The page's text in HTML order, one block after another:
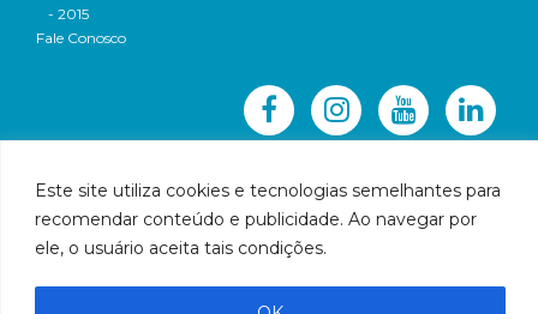
Este site utiliza cookies e tecnologias semelhantes para
recomendar conteúdo e publicidade. Ao navegar por
ele, o usuário aceita tais condições.
- 2015
Fale Conosco
© 2016 CBH-Doce - Todos os direitos reservados
Valadares | Email:cbhbaciadoriodoce@gmail.com